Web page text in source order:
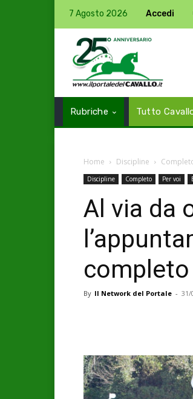
7 Agosto 2026 Accedi
Rubriche Tutto
Home Discipline
Discipline Completo Per voi
Al via da
completo
By Il Network del Portale - 31/